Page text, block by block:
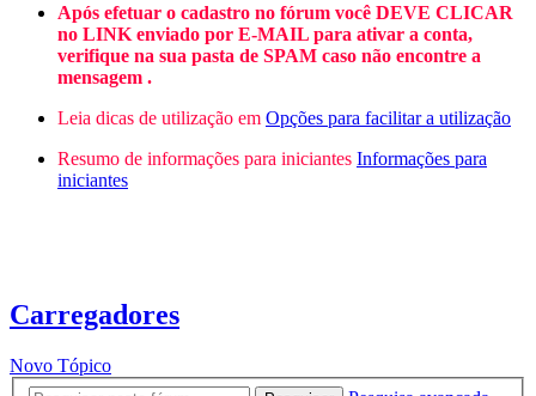
Após efetuar o cadastro no fórum você DEVE CLICAR
no LINK enviado por E-MAIL para ativar a conta,
verifique na sua pasta de SPAM caso não encontre a
mensagem .
Leia dicas de utilização em Opções para facilitar a utilização
Resumo de informações para iniciantes Informações para
iniciantes
Carregadores
Novo Tópico